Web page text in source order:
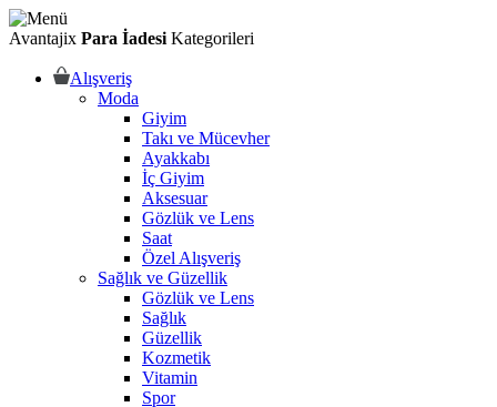
Avantajix Para İadesi Kategorileri
Alışveriş
Moda
Giyim
Takı ve Mücevher
Ayakkabı
İç Giyim
Aksesuar
Gözlük ve Lens
Saat
Özel Alışveriş
Sağlık ve Güzellik
Gözlük ve Lens
Sağlık
Güzellik
Kozmetik
Vitamin
Spor